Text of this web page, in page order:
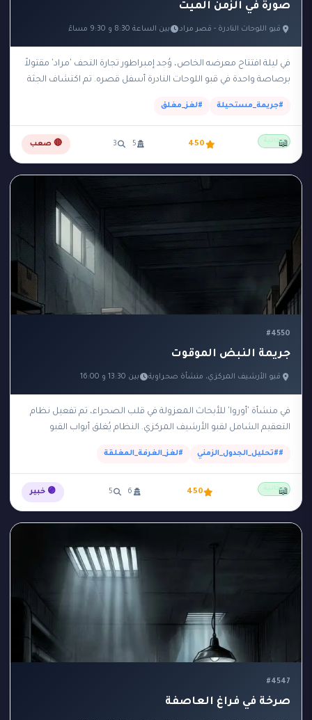
صورة في الزمن الميت
قبو اللوحات النادرة - قصر مراد بين الساعة 8:30 و 9:30 مساءً
في ليلة افتتاح معرضه الخاص، وُجد إمبراطور تجارة التحف 'مراد' مقتولاً
برصاصة واحدة في قبو اللوحات النادرة أسفل قصره. تم اكتشاف الجثة
#جريمة_مستحيلة #لغز_مغلق
مجانية 450
5
3 🔴 صعب 📖
#4550
جريمة النبض الموقوت
قبو الأرشيف المركزي، منشأة صحراوية بين 13:30 و 16:00
في منشأة 'أوروا' للأبحاث المعزولة في قلب الصحراء، تم تفعيل نظام
التعقيم الشامل لقبو الأرشيف المركزي. النظام يُغلق أبواب القبو
##تحليل_الجدول_الزمني #لغز_الغرفة_المغلقة
مجانية 450
6
5 🟣 خبير 📖
#4547
صرخة في فراغ العاصفة